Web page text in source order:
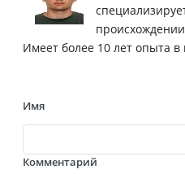
Имеет более 10 лет опыта
Имя
Комментарий